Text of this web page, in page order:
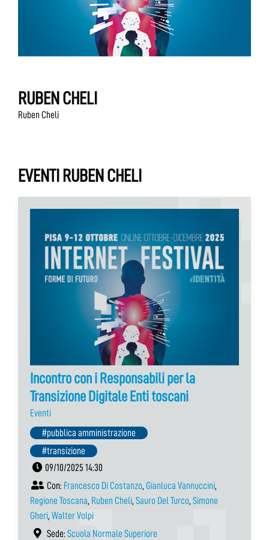
RUBEN CHELI
Ruben Cheli
EVENTI RUBEN CHELI
Incontro con i Responsabili per la
Transizione Digitale Enti toscani
Eventi
#pubblica amministrazione
#transizione
09/10/2025 14:30
Con: Francesco Di Costanzo, Gianluca Vannuccini,
Regione Toscana, Ruben Cheli, Sauro Del Turco, Simone
Gheri, Walter Volpi
Sede: Scuola Normale Superiore